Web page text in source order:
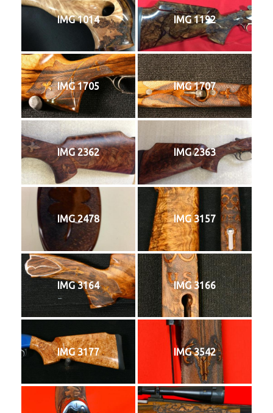
IMG 1014 IMG 1192
IMG 1705 IMG 1707
IMG 2362 IMG 2363
IMG 2478 IMG 3157
IMG 3164 IMG 3166
IMG 3177 IMG 3542